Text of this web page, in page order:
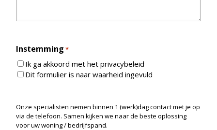
Instemming *
Ik ga akkoord met het privacybeleid
Dit formulier is naar waarheid ingevuld
Onze specialisten nemen binnen 1 (werk)dag contact met je op
via de telefoon. Samen kijken we naar de beste oplossing
voor uw woning / bedrijfspand.